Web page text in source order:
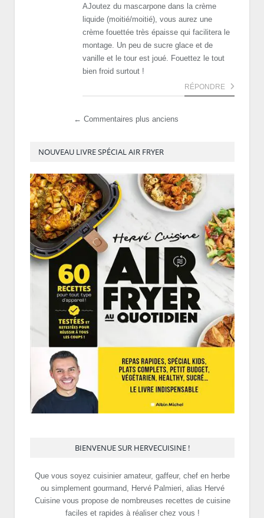
AJoutez du mascarpone dans la crème
liquide (moitié/moitié), vous aurez une
crème fouettée très épaisse qui facilitera le
montage. Un peu de sucre glace et de
vanille et le tour est joué. Fouettez le tout
bien froid surtout !
RÉPONDRE
← Commentaires plus anciens
NOUVEAU LIVRE SPÉCIAL AIR FRYER
BIENVENUE SUR HERVECUISINE !
Que vous soyez cuisinier amateur, gaffeur, chef en herbe
ou simplement gourmand, Hervé Palmieri, alias Hervé
Cuisine vous propose de nombreuses recettes de cuisine
faciles et rapides à réaliser chez vous !